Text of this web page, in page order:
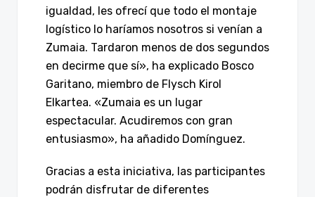
igualdad, les ofrecí que todo el montaje
logístico lo haríamos nosotros si venían a
Zumaia. Tardaron menos de dos segundos
en decirme que sí», ha explicado Bosco
Garitano, miembro de Flysch Kirol
Elkartea. «Zumaia es un lugar
espectacular. Acudiremos con gran
entusiasmo», ha añadido Domínguez.
Gracias a esta iniciativa, las participantes
podrán disfrutar de diferentes